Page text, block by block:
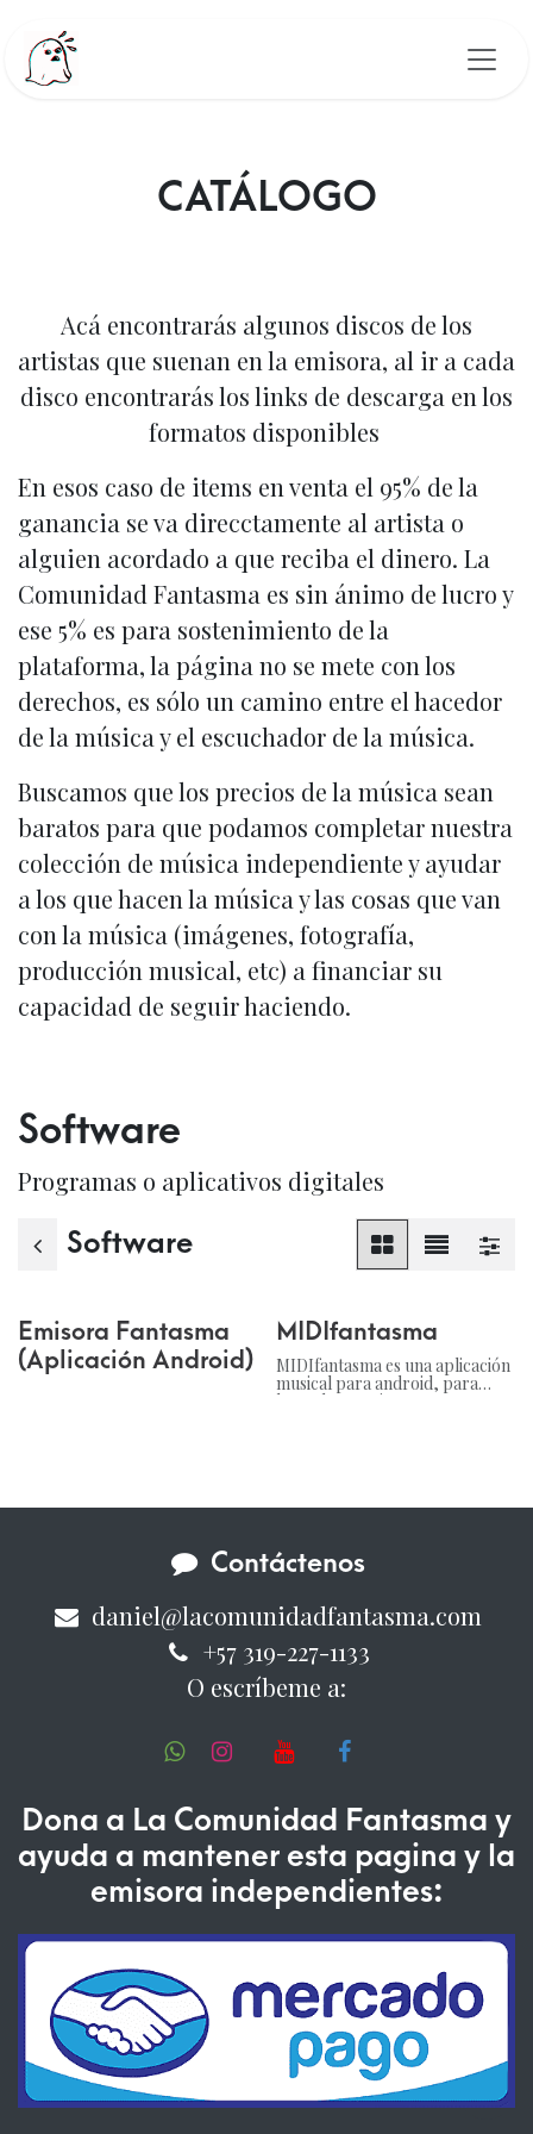
CATÁLOGO
Acá encontrarás algunos discos de los
artistas que suenan en la emisora, al ir a cada
disco encontrarás los links de descarga en los
formatos disponibles
En esos caso de items en venta el 95% de la
ganancia se va direcctamente al artista o
alguien acordado a que reciba el dinero. La
Comunidad Fantasma es sin ánimo de lucro y
ese 5% es para sostenimiento de la
plataforma, la página no se mete con los
derechos, es sólo un camino entre el hacedor
de la música y el escuchador de la música.
Buscamos que los precios de la música sean
baratos para que podamos completar nuestra
colección de música independiente y ayudar
a los que hacen la música y las cosas que van
con la música (imágenes, fotografía,
producción musical, etc) a financiar su
capacidad de seguir haciendo.
Software
Programas o aplicativos digitales
Software
Emisora Fantasma
(Aplicación Android)
MIDIfantasma
MIDIfantasma es una aplicación
musical para android, para
hacer beats, ritmos y maquetas
Contáctenos
daniel@lacomunidadfantasma.com
+57 319-227-1133
O escríbeme a:
Dona a La Comunidad Fantasma y
ayuda a mantener esta pagina y la
emisora independientes: